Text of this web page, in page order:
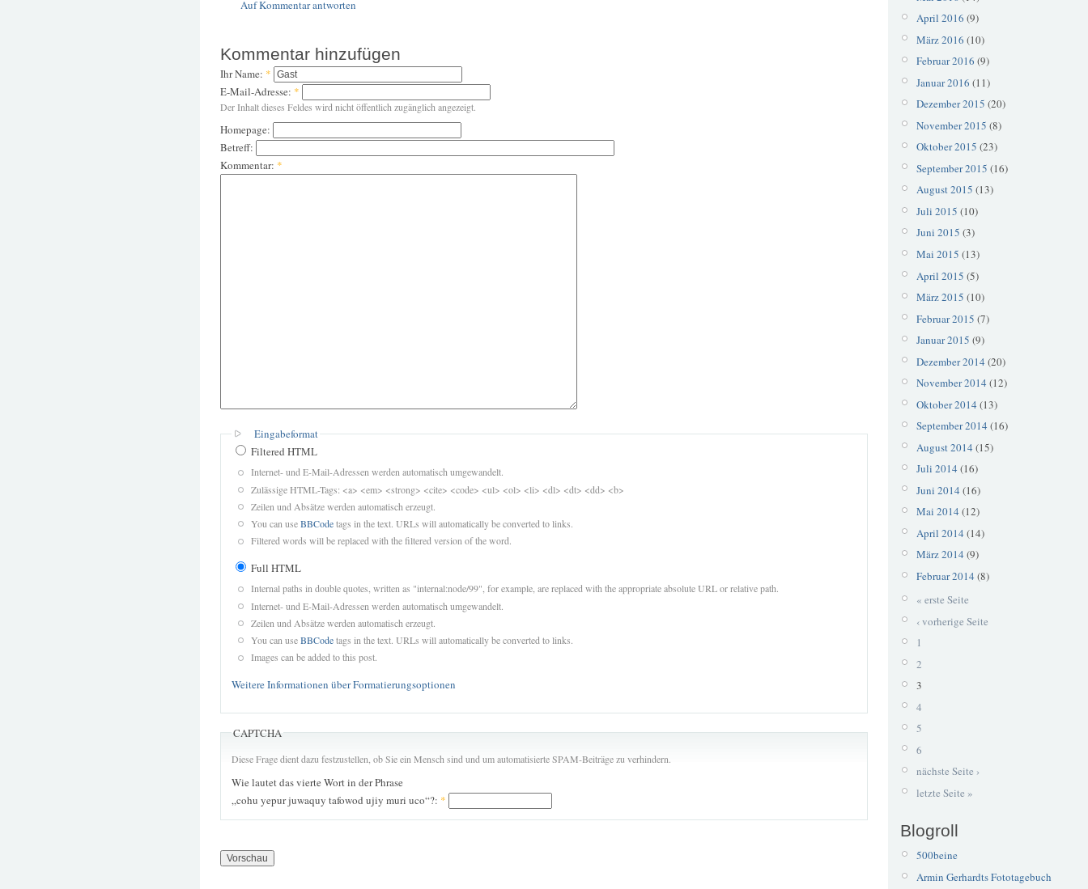
Auf Kommentar antworten
Kommentar hinzufügen
Ihr Name: *
E-Mail-Adresse: *
Der Inhalt dieses Feldes wird nicht öffentlich zugänglich angezeigt.
Homepage:
Betreff:
Kommentar: *
Eingabeformat
Filtered HTML
Internet- und E-Mail-Adressen werden automatisch umgewandelt.
Zulässige HTML-Tags: <a> <em> <strong> <cite> <code> <ul> <ol> <li> <dl> <dt> <dd> <b>
Zeilen und Absätze werden automatisch erzeugt.
You can useBBCodetags in the text. URLs will automatically be converted to links.
Filtered words will be replaced with the filtered version of the word.
Full HTML
Internal paths in double quotes, written as "internal:node/99", for example, are replaced with the appropriate absolute URL or relative path.
Internet- und E-Mail-Adressen werden automatisch umgewandelt.
Zeilen und Absätze werden automatisch erzeugt.
You can useBBCodetags in the text. URLs will automatically be converted to links.
Images can be added to this post.
Weitere Informationen über Formatierungsoptionen
CAPTCHA
Diese Frage dient dazu festzustellen, ob Sie ein Mensch sind und um automatisierte SPAM-Beiträge zu verhindern.
Wie lautet das vierte Wort in der Phrase
„cohu yepur juwaquy tafowod ujiy muri uco“?: *
April 2016 (9)
März 2016 (10)
Februar 2016 (9)
Januar 2016 (11)
Dezember 2015 (20)
November 2015 (8)
Oktober 2015 (23)
September 2015 (16)
August 2015 (13)
Juli 2015 (10)
Juni 2015 (3)
Mai 2015 (13)
April 2015 (5)
März 2015 (10)
Februar 2015 (7)
Januar 2015 (9)
Dezember 2014 (20)
November 2014 (12)
Oktober 2014 (13)
September 2014 (16)
August 2014 (15)
Juli 2014 (16)
Juni 2014 (16)
Mai 2014 (12)
April 2014 (14)
März 2014 (9)
Februar 2014 (8)
« erste Seite
‹ vorherige Seite
1
2
3
4
5
6
nächste Seite ›
letzte Seite »
Blogroll
500beine
Armin Gerhardts Fototagebuch